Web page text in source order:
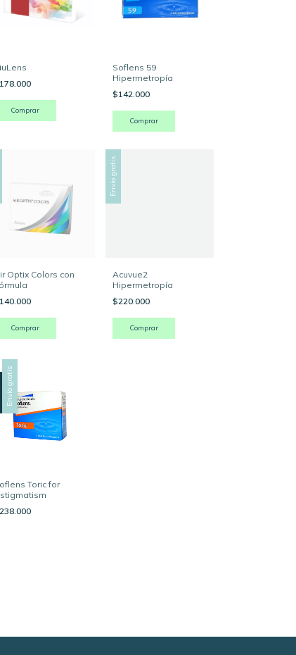
Comprar
Soflens 59
Hipermetropía
$142.000
Comprar
Optix Colors con
Envío gratis
Acuvue2
Hipermetropía
$220.000
Comprar
Envío gratis
Toric for